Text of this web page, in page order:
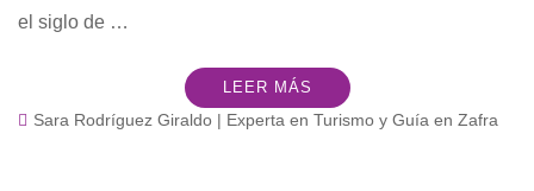
el siglo de …
LEER MÁS
Sara Rodríguez Giraldo | Experta en Turismo y Guía en Zafra